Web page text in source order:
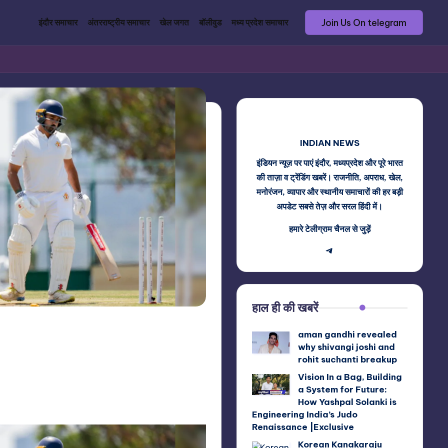
इंदौर समाचार अंतरराष्ट्रीय समाचार खेल जगत बॉलीवुड मध्य प्रदेश समाचार Join Us On telegram
INDIAN NEWS
इंडियन न्यूज़ पर पाएं इंदौर, मध्यप्रदेश और पूरे भारत
की ताज़ा व ट्रेंडिंग खबरें। राजनीति, अपराध, खेल,
मनोरंजन, व्यापार और स्थानीय समाचारों की हर बड़ी
अपडेट सबसे तेज़ और सरल हिंदी में।
हमारे टेलीग्राम चैनल से जुड़ें
Telegram
हाल ही की खबरें
aman gandhi revealed
why shivangi joshi and
rohit suchanti breakup
Vision In a Bag, Building
a System for Future:
How Yashpal Solanki is
Engineering India’s Judo
Renaissance |Exclusive
Korean Kanakaraju